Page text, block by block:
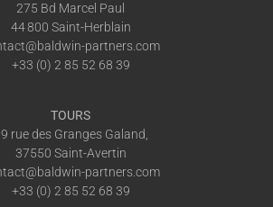
275 Bd Marcel Paul
44 800 Saint-Herblain
partners.com
+33 (0) 2 85 52 68 39
TOURS
rue des Granges Galand,
37550 Saint-Avertin
partners.com
+33 (0) 2 85 52 68 39